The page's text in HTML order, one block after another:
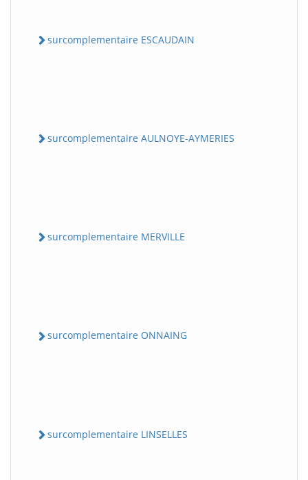
surcomplementaire ESCAUDAIN
surcomplementaire AULNOYE-AYMERIES
surcomplementaire MERVILLE
surcomplementaire ONNAING
surcomplementaire LINSELLES